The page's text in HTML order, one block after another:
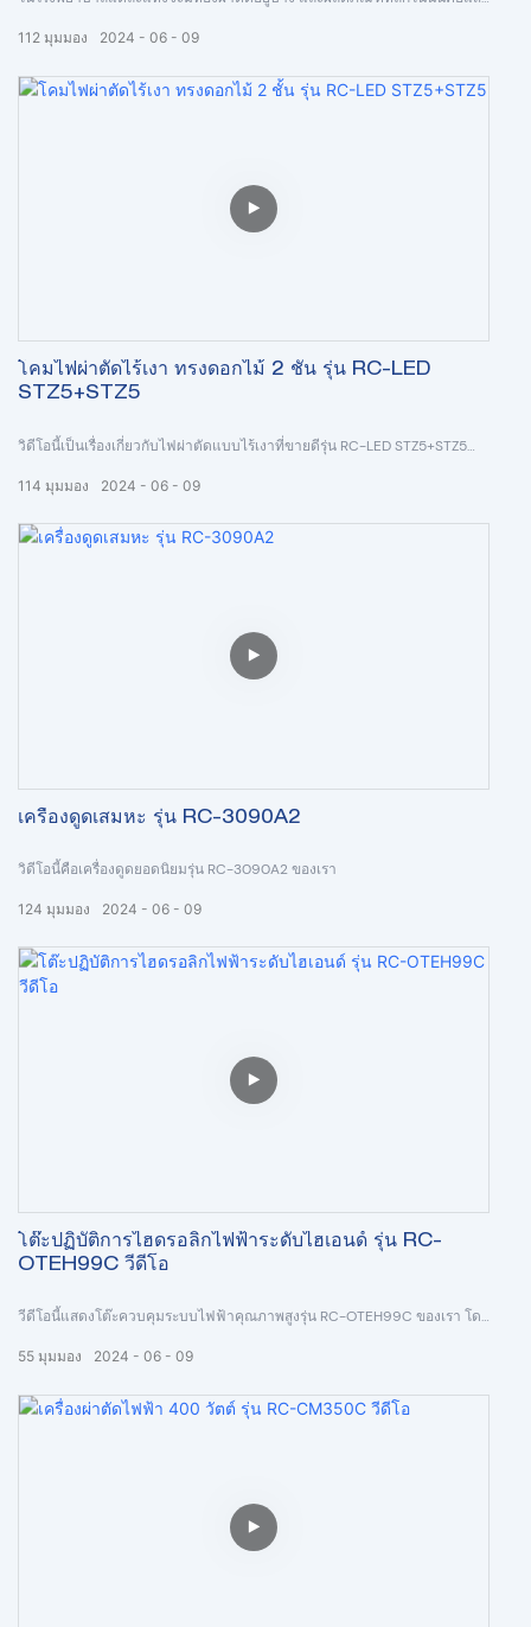
เอนด์แบบไร้เงา ซึ่งมีฟังก์ชันพิเศษบางอย่างมาก:1
)
2024 06 09
112 มุมมอง
โคมไฟผ่าตัดไร้เงา ทรงดอกไม้ 2 ชั้น รุ่น RC-LED
STZ5+STZ5
วิดีโอนี้เป็นเรื่องเกี่ยวกับไฟผ่าตัดแบบไร้เงาที่ขายดีรุ่น RC-LED STZ5+STZ5
การผ่าตัดในอุดมคติที่ทันสมัยที่สุดสำหรับห้องผ่าตัดในโรงพยาบาล
โฟกัสแสงได้ด้วยที่จับที่ปลอดเชื้อ สามารถเพิ่มกล้อง HD ในตัวและระบบจอภาพ
2024 06 09
114 มุมมอง
เครื่องดูดเสมหะ รุ่น RC-3090A2
วิดีโอนี้คือเครื่องดูดยอดนิยมรุ่น RC-3090A2 ของเรา
2024 06 09
124 มุมมอง
โต๊ะปฏิบัติการไฮดรอลิกไฟฟ้าระดับไฮเอนด์ รุ่น RC-
OTEH99C วีดีโอ
วีดีโอนี้แสดงโต๊ะควบคุมระบบไฟฟ้าคุณภาพสูงรุ่น RC-OTEH99C ของเรา โดย
วัน จุดนี้เหมาะมากสำหรับบางประเทศที่ไม่เสถียรด้านพลังงาน
2024 06 09
55 มุมมอง